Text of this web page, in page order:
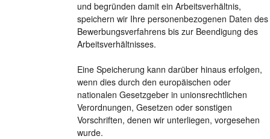
und begründen damit ein Arbeitsverhältnis,
speichern wir Ihre personenbezogenen Daten des
Bewerbungsverfahrens bis zur Beendigung des
Arbeitsverhältnisses.
Eine Speicherung kann darüber hinaus erfolgen,
wenn dies durch den europäischen oder
nationalen Gesetzgeber in unionsrechtlichen
Verordnungen, Gesetzen oder sonstigen
Vorschriften, denen wir unterliegen, vorgesehen
wurde.